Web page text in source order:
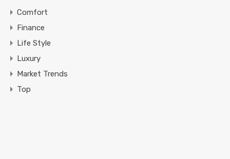
Comfort
Finance
Life Style
Luxury
Market Trends
Top